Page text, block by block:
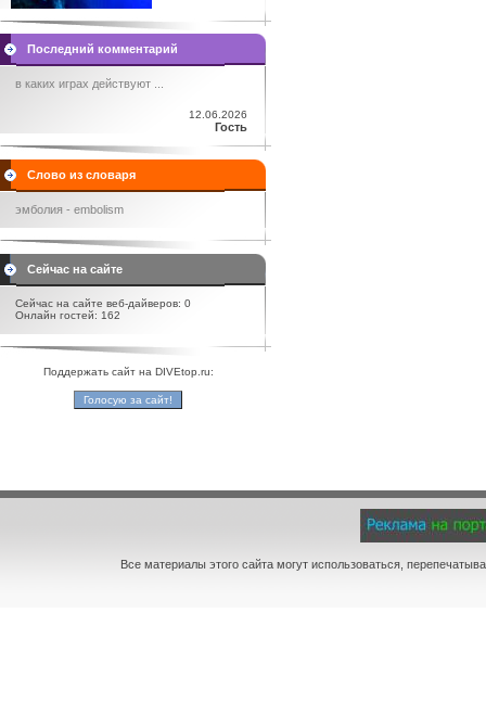
Последний комментарий
в каких играх действуют ...
12.06.2026
Гость
Слово из словаря
эмболия - embolism
Сейчас на сайте
Сейчас на сайте веб-дайверов: 0
Онлайн гостей: 162
Поддержать сайт на DIVEtop.ru:
Все материалы этого сайта могут использоваться,